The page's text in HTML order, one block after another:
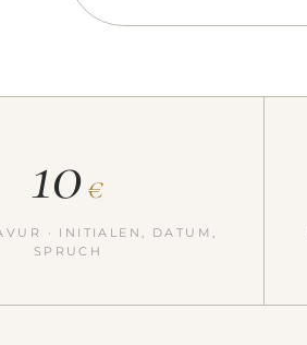
10€
· INITIALEN, DATUM,
SPRUCH